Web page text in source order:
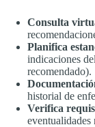
Consulta
Planifica
indicaciones
recomendado).
historial de
Verifica
eventualidades